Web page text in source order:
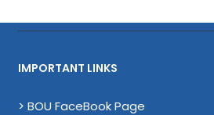
IMPORTANT LINKS
> BOU FaceBook Page